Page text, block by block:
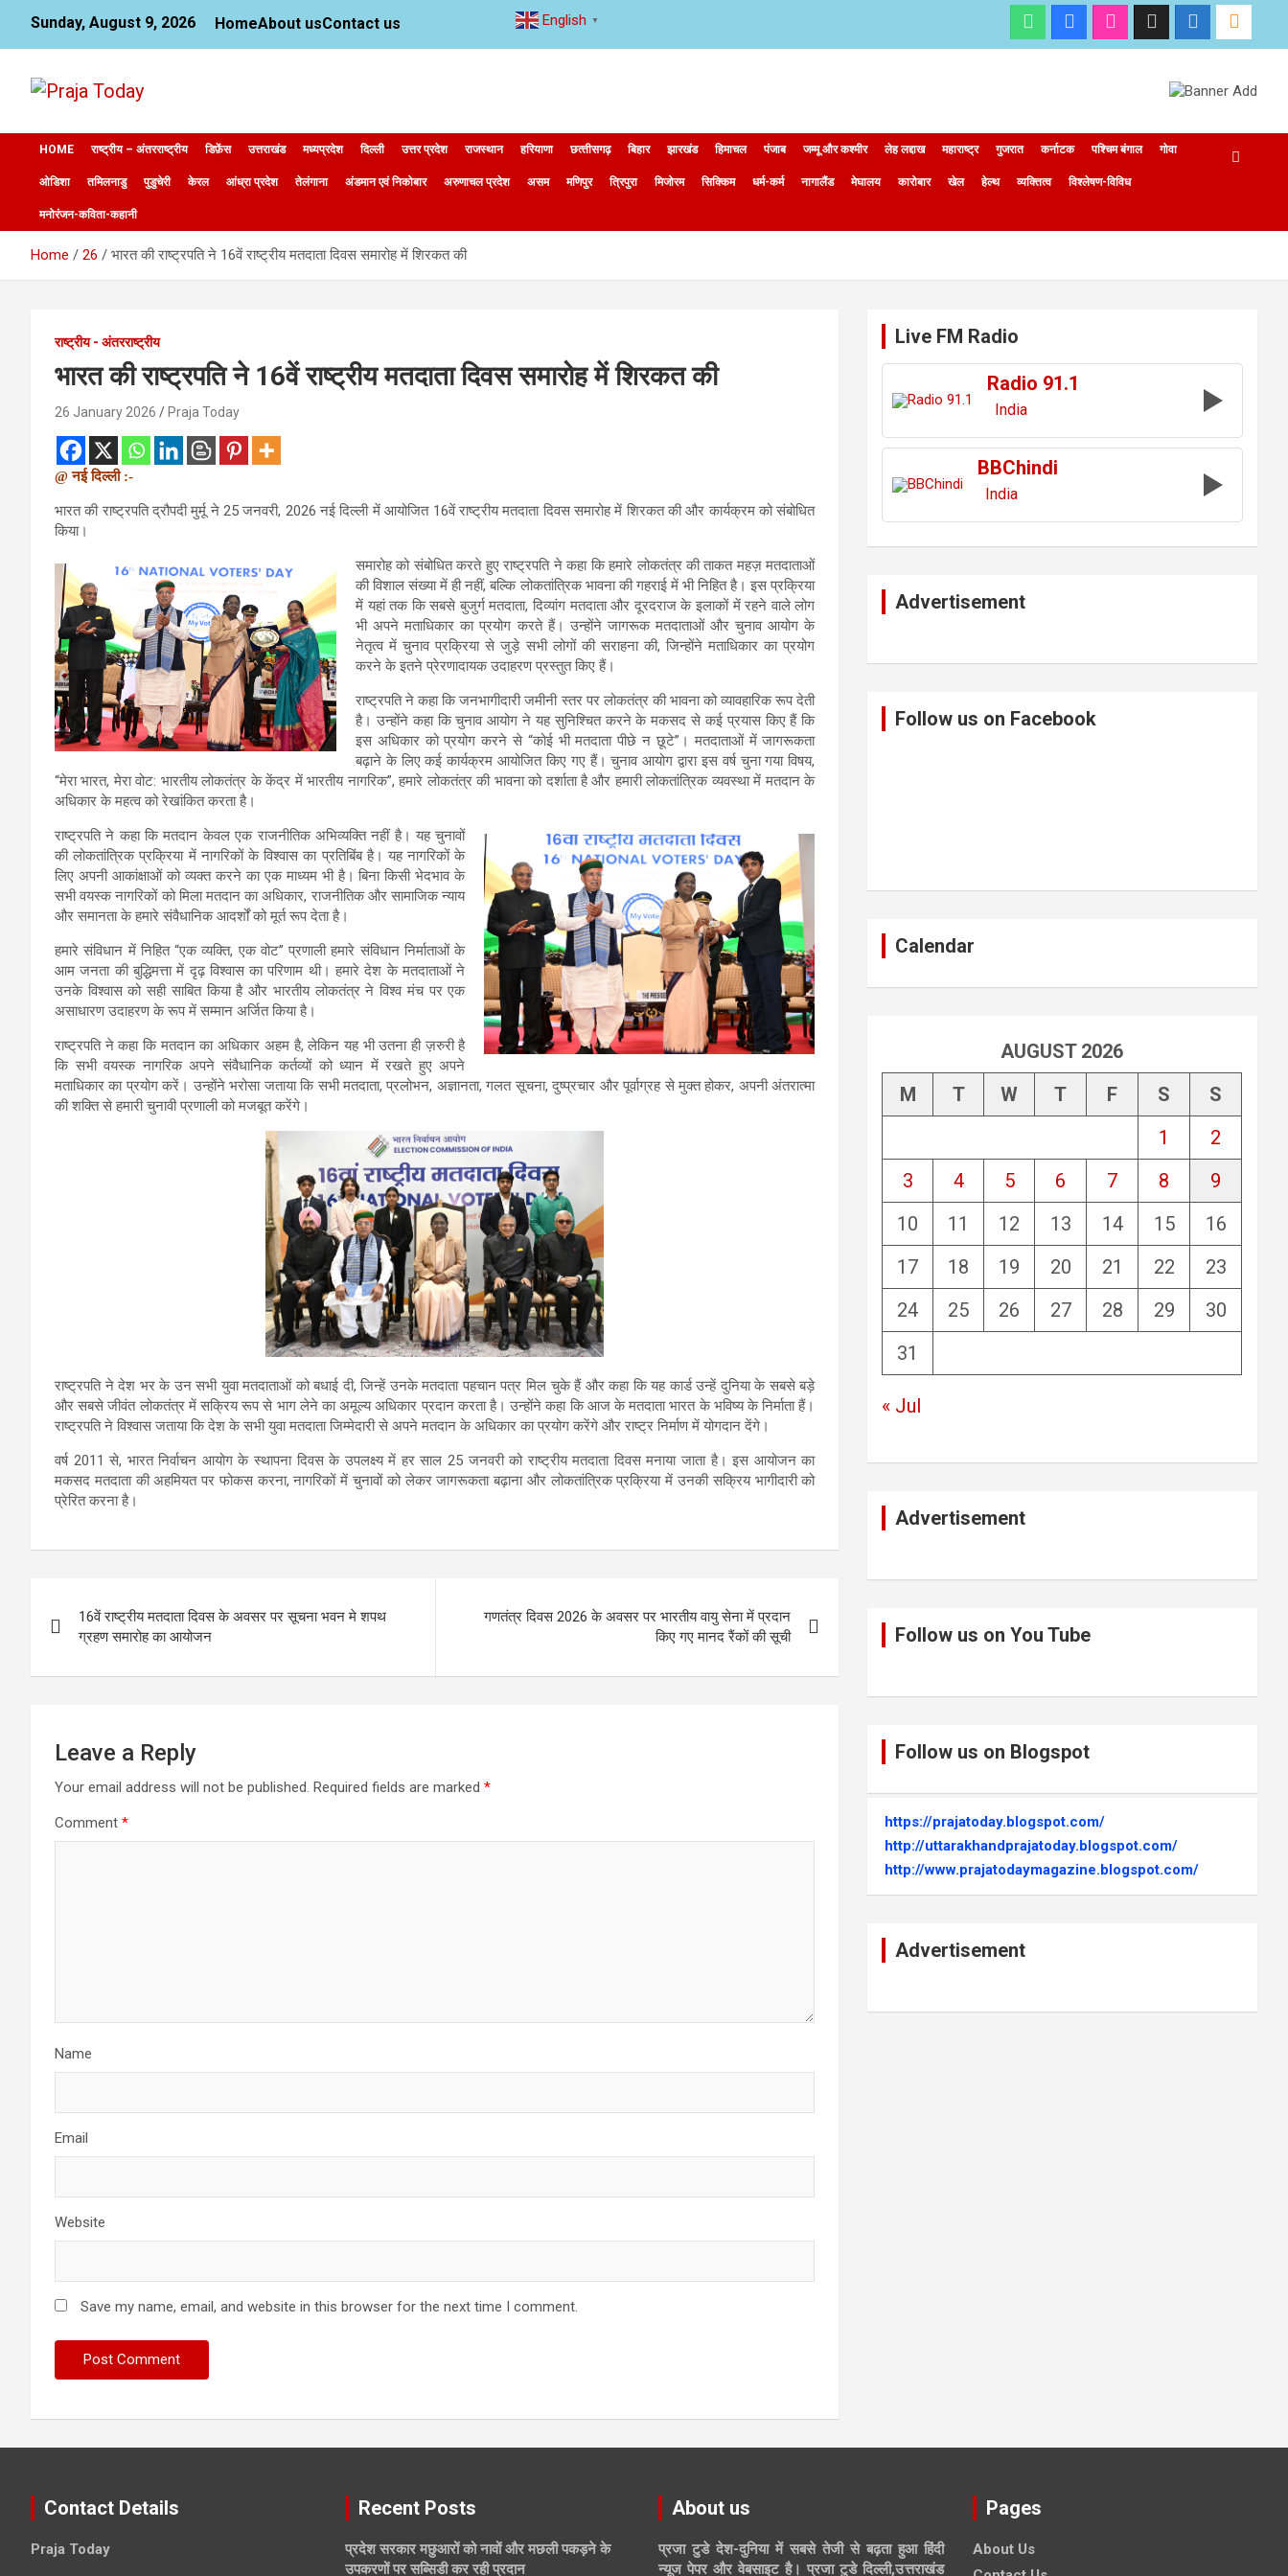
content
Sunday, August 9, 2026 HomeAbout usContact us
Praja Today
HOME राष्ट्रीय – अंतरराष्ट्रीय डिफ़ेंस उत्तराखंड मध्यप्रदेश दिल्ली उत्तर प्रदेश राजस्थान हरियाणा छत्‍तीसगढ़ बिहार झारखंड हिमाचल पंजाब जम्मू और कश्मीर लेह लद्दाख महाराष्ट्र गुजरात कर्नाटक पश्चिम बंगाल गोवा
ओडिशा तमिलनाडु पुडुचेरी केरल आंध्रा प्रदेश तेलंगाना अंडमान एवं निकोबार अरुणाचल प्रदेश असम मणिपुर त्रिपुरा मिजोरम सिक्किम धर्म-कर्म नागालैंड मेघालय कारोबार खेल हेल्थ व्यक्तित्व विश्लेषण-विविध
मनोरंजन-कविता-कहानी
Home 26 भारत की राष्ट्रपति ने 16वें राष्ट्रीय मतदाता दिवस समारोह में शिरकत की
राष्ट्रीय - अंतरराष्ट्रीय
भारत की राष्ट्रपति ने 16वें राष्ट्रीय मतदाता दिवस समारोह में शिरकत की
26 January 2026 Praja Today
@ नई दिल्ली :-
भारत की राष्ट्रपति द्रौपदी मुर्मू ने 25 जनवरी, 2026 नई दिल्ली में आयोजित 16वें राष्ट्रीय मतदाता दिवस समारोह में शिरकत की और कार्यक्रम को संबोधित
किया।
समारोह को संबोधित करते हुए राष्ट्रपति ने कहा कि हमारे लोकतंत्र की ताकत महज़ मतदाताओं
की विशाल संख्या में ही नहीं, बल्कि लोकतांत्रिक भावना की गहराई में भी निहित है। इस प्रक्रिया
में यहां तक कि सबसे बुजुर्ग मतदाता, दिव्यांग मतदाता और दूरदराज के इलाकों में रहने वाले लोग
भी अपने मताधिकार का प्रयोग करते हैं। उन्होंने जागरूक मतदाताओं और चुनाव आयोग के
नेतृत्व में चुनाव प्रक्रिया से जुड़े सभी लोगों की सराहना की, जिन्होंने मताधिकार का प्रयोग
करने के इतने प्रेरणादायक उदाहरण प्रस्तुत किए हैं।
राष्ट्रपति ने कहा कि जनभागीदारी जमीनी स्तर पर लोकतंत्र की भावना को व्यावहारिक रूप देती
है। उन्होंने कहा कि चुनाव आयोग ने यह सुनिश्चित करने के मकसद से कई प्रयास किए हैं कि
इस अधिकार को प्रयोग करने से “कोई भी मतदाता पीछे न छूटे”। मतदाताओं में जागरूकता
बढ़ाने के लिए कई कार्यक्रम आयोजित किए गए हैं। चुनाव आयोग द्वारा इस वर्ष चुना गया विषय,
“मेरा भारत, मेरा वोट: भारतीय लोकतंत्र के केंद्र में भारतीय नागरिक”, हमारे लोकतंत्र की भावना को दर्शाता है और हमारी लोकतांत्रिक व्यवस्था में मतदान के
अधिकार के महत्व को रेखांकित करता है।
राष्ट्रपति ने कहा कि मतदान केवल एक राजनीतिक अभिव्यक्ति नहीं है। यह चुनावों
की लोकतांत्रिक प्रक्रिया में नागरिकों के विश्वास का प्रतिबिंब है। यह नागरिकों के
लिए अपनी आकांक्षाओं को व्यक्त करने का एक माध्यम भी है। बिना किसी भेदभाव के
सभी वयस्क नागरिकों को मिला मतदान का अधिकार, राजनीतिक और सामाजिक न्याय
और समानता के हमारे संवैधानिक आदर्शों को मूर्त रूप देता है।
हमारे संविधान में निहित “एक व्यक्ति, एक वोट” प्रणाली हमारे संविधान निर्माताओं के
आम जनता की बुद्धिमत्ता में दृढ़ विश्वास का परिणाम थी। हमारे देश के मतदाताओं ने
उनके विश्वास को सही साबित किया है और भारतीय लोकतंत्र ने विश्व मंच पर एक
असाधारण उदाहरण के रूप में सम्मान अर्जित किया है।
राष्ट्रपति ने कहा कि मतदान का अधिकार अहम है, लेकिन यह भी उतना ही ज़रुरी है
कि सभी वयस्क नागरिक अपने संवैधानिक कर्तव्यों को ध्यान में रखते हुए अपने
मताधिकार का प्रयोग करें। उन्होंने भरोसा जताया कि सभी मतदाता, प्रलोभन, अज्ञानता, गलत सूचना, दुष्प्रचार और पूर्वाग्रह से मुक्त होकर, अपनी अंतरात्मा
की शक्ति से हमारी चुनावी प्रणाली को मजबूत करेंगे।
राष्ट्रपति ने देश भर के उन सभी युवा मतदाताओं को बधाई दी, जिन्हें उनके मतदाता पहचान पत्र मिल चुके हैं और कहा कि यह कार्ड उन्हें दुनिया के सबसे बड़े
और सबसे जीवंत लोकतंत्र में सक्रिय रूप से भाग लेने का अमूल्य अधिकार प्रदान करता है। उन्होंने कहा कि आज के मतदाता भारत के भविष्य के निर्माता हैं।
राष्ट्रपति ने विश्वास जताया कि देश के सभी युवा मतदाता जिम्मेदारी से अपने मतदान के अधिकार का प्रयोग करेंगे और राष्ट्र निर्माण में योगदान देंगे।
वर्ष 2011 से, भारत निर्वाचन आयोग के स्थापना दिवस के उपलक्ष्य में हर साल 25 जनवरी को राष्ट्रीय मतदाता दिवस मनाया जाता है। इस आयोजन का
मकसद मतदाता की अहमियत पर फोकस करना, नागरिकों में चुनावों को लेकर जागरूकता बढ़ाना और लोकतांत्रिक प्रक्रिया में उनकी सक्रिय भागीदारी को
प्रेरित करना है।
navigation
16वें राष्ट्रीय मतदाता दिवस के अवसर पर सूचना भवन मे शपथ
ग्रहण समारोह का आयोजन
गणतंत्र दिवस 2026 के अवसर पर भारतीय वायु सेना में प्रदान
किए गए मानद रैंकों की सूची
Leave a Reply
Your email address will not be published. Required fields are marked *
Comment *
Name
Email
Website
Save my name, email, and website in this browser for the next time I comment.
Live FM Radio
Radio 91.1
India
BBChindi
India
Advertisement
Follow us on Facebook
Calendar
AUGUST 2026
M
T W T F S
S
1
2
3
4 5 6 7 8
9
10
11 12 13 14 15
16
17
18 19 20 21 22
23
24
25 26 27 28 29
30
31
« Jul
Advertisement
Follow us on You Tube
Follow us on Blogspot
https://prajatoday.blogspot.com/
http://uttarakhandprajatoday.blogspot.com/
http://www.prajatodaymagazine.blogspot.com/
Advertisement
Contact Details
Praja Today
Recent Posts
प्रदेश सरकार मछुआरों को नावों और मछली पकड़ने के
उपकरणों पर सब्सिडी कर रही प्रदान
About us
प्रजा टुडे देश-दुनिया में सबसे तेजी से बढ़ता हुआ हिंदी
न्यूज पेपर और वेबसाइट है। प्रजा टुडे दिल्ली,उत्तराखंड
Pages
About Us
English ▼